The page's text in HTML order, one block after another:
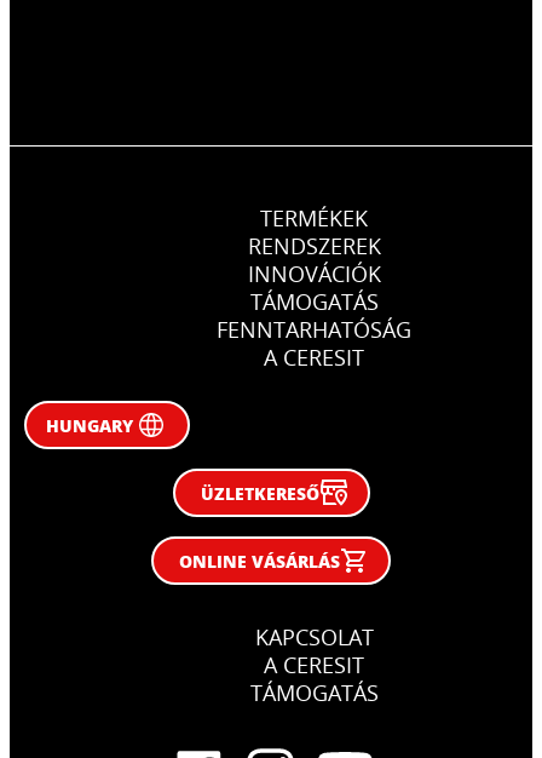
TERMÉKEK
RENDSZEREK
INNOVÁCIÓK
TÁMOGATÁS
FENNTARHATÓSÁG
A CERESIT
HUNGARY
ÜZLETKERESŐ
ONLINE VÁSÁRLÁS
KAPCSOLAT
A CERESIT
TÁMOGATÁS